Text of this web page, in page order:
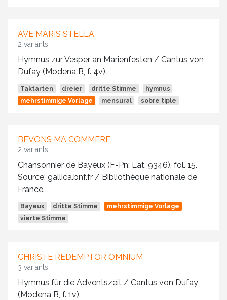
AVE MARIS STELLA
2 variants
Hymnus zur Vesper an Marienfesten / Cantus von
Dufay (Modena B, f. 4v).
Taktarten dreier dritte Stimme
hymnus
mehrstimmige Vorlage
mensural sobre tiple
BEVONS MA COMMERE
2 variants
Chansonnier de Bayeux (F-Pn: Lat. 9346), fol. 15.
Source: gallica.bnf.fr / Bibliothèque nationale de
France.
Bayeux dritte Stimme
mehrstimmige Vorlage
vierte Stimme
CHRISTE REDEMPTOR OMNIUM
3 variants
Hymnus für die Adventszeit / Cantus von Dufay
(Modena B, f. 1v).